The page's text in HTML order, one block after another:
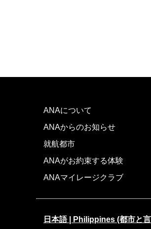
ANAについて
ANAからのお知らせ
就航都市
ANAがお約束する体験
ANAマイレージクラブ
日本語 | Philippines (都市と